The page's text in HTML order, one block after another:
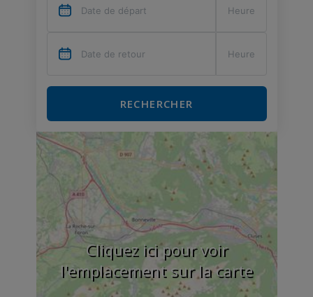
RECHERCHER
Cliquez ici pour voir
l'emplacement sur la carte